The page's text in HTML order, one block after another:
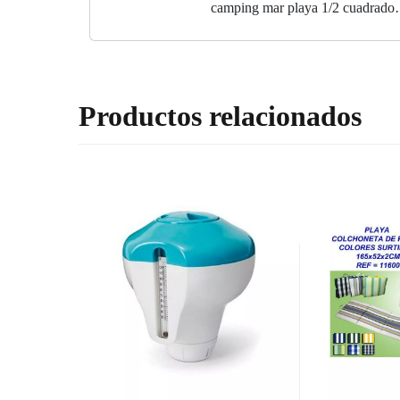
camping mar playa 1/2 cuadrado
Productos relacionados